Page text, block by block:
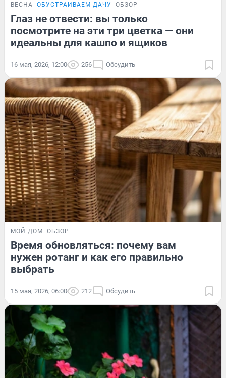
ВЕСНА ОБУСТРАИВАЕМ ДАЧУ ОБЗОР
Глаз не отвести: вы только
посмотрите на эти три цветка — они
идеальны для кашпо и ящиков
16 мая, 2026, 12:00 256 Обсудить
МОЙ ДОМ ОБЗОР
Время обновляться: почему вам
нужен ротанг и как его правильно
выбрать
15 мая, 2026, 06:00 212 Обсудить